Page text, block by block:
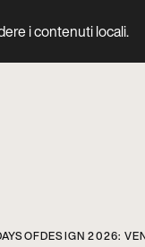
i contenuti locali.
2026: